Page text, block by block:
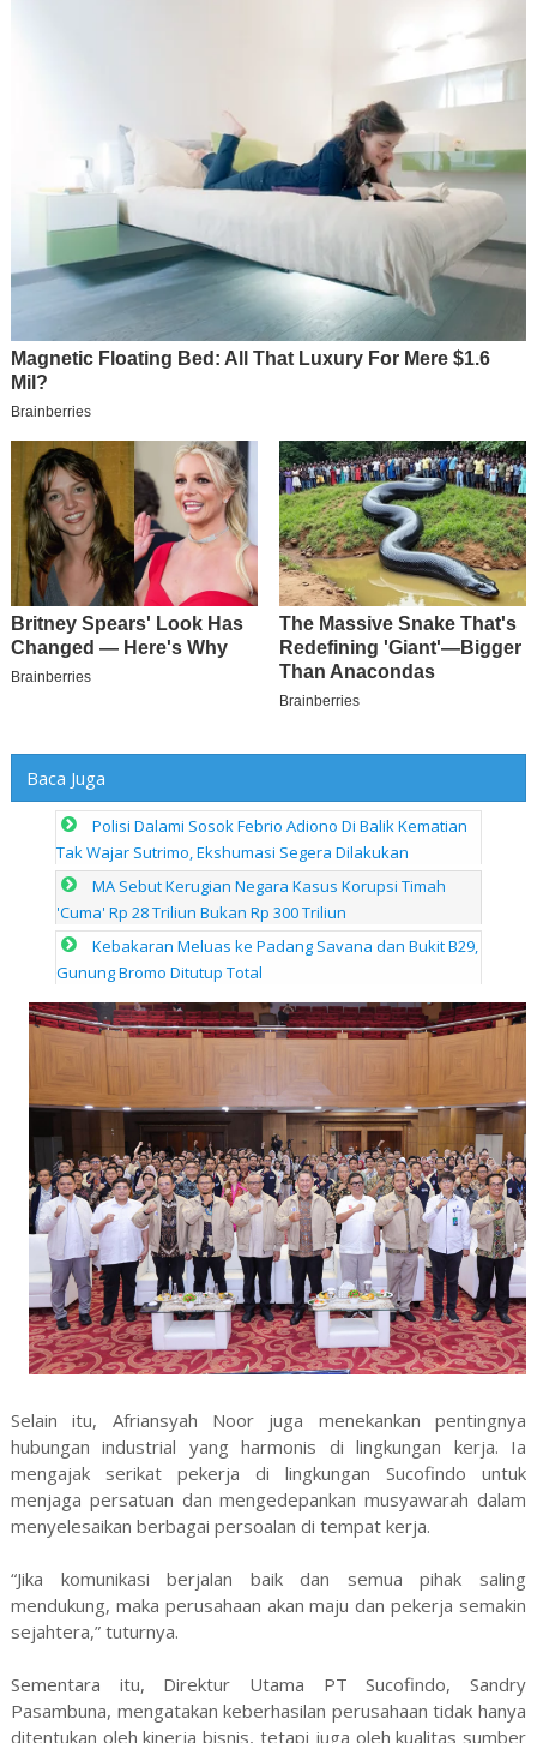
Baca Juga
Polisi Dalami Sosok Febrio Adiono Di Balik Kematian
Tak Wajar Sutrimo, Ekshumasi Segera Dilakukan
MA Sebut Kerugian Negara Kasus Korupsi Timah
'Cuma' Rp 28 Triliun Bukan Rp 300 Triliun
Kebakaran Meluas ke Padang Savana dan Bukit B29,
Gunung Bromo Ditutup Total
Selain itu, Afriansyah Noor juga menekankan pentingnya
hubungan industrial yang harmonis di lingkungan kerja. Ia
mengajak serikat pekerja di lingkungan Sucofindo untuk
menjaga persatuan dan mengedepankan musyawarah dalam
menyelesaikan berbagai persoalan di tempat kerja.
“Jika komunikasi berjalan baik dan semua pihak saling
mendukung, maka perusahaan akan maju dan pekerja semakin
sejahtera,” tuturnya.
Sementara itu, Direktur Utama PT Sucofindo, Sandry
Pasambuna, mengatakan keberhasilan perusahaan tidak hanya
ditentukan oleh kinerja bisnis, tetapi juga oleh kualitas sumber